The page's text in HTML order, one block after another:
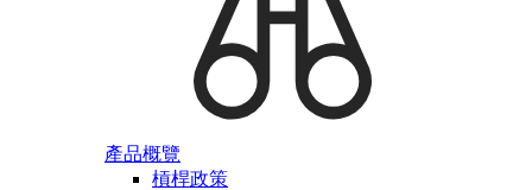
產品概覽
槓桿政策